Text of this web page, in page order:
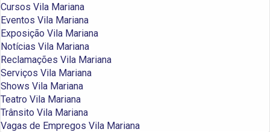
Cursos Vila Mariana
Eventos Vila Mariana
Exposição Vila Mariana
Notícias Vila Mariana
Reclamações Vila Mariana
Serviços Vila Mariana
Shows Vila Mariana
Teatro Vila Mariana
Trânsito Vila Mariana
Vagas de Empregos Vila Mariana